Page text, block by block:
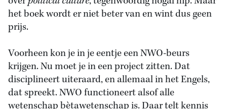
het boek wordt er niet beter van en wint dus geen
prijs.
Voorheen kon je in je eentje een NWO-beurs
krijgen. Nu moet je in een project zitten. Dat
disciplineert uiteraard, en allemaal in het Engels,
dat spreekt. NWO functioneert alsof alle
wetenschap bètawetenschap is. Daar telt kennis